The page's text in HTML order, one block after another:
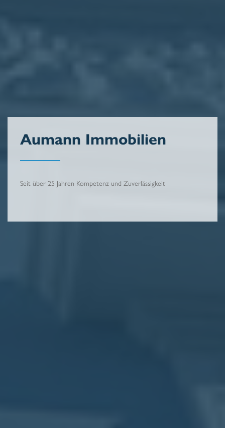
Aumann Immobilien
Seit über 25 Jahren Kompetenz und Zuverlässigkeit